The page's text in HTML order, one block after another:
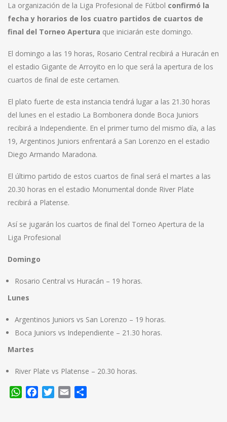
La organización de la Liga Profesional de Fútbol confirmó la
fecha y horarios de los cuatro partidos de cuartos de
final del Torneo Apertura que iniciarán este domingo.
El domingo a las 19 horas, Rosario Central recibirá a Huracán en
el estadio Gigante de Arroyito en lo que será la apertura de los
cuartos de final de este certamen.
El plato fuerte de esta instancia tendrá lugar a las 21.30 horas
del lunes en el estadio La Bombonera donde Boca Juniors
recibirá a Independiente. En el primer turno del mismo día, a las
19, Argentinos Juniors enfrentará a San Lorenzo en el estadio
Diego Armando Maradona.
El último partido de estos cuartos de final será el martes a las
20.30 horas en el estadio Monumental donde River Plate
recibirá a Platense.
Así se jugarán los cuartos de final del Torneo Apertura de la
Liga Profesional
Domingo
Rosario Central vs Huracán – 19 horas.
Lunes
Argentinos Juniors vs San Lorenzo – 19 horas.
Boca Juniors vs Independiente – 21.30 horas.
Martes
River Plate vs Platense – 20.30 horas.
WhatsApp
FacebookTwitter
Email